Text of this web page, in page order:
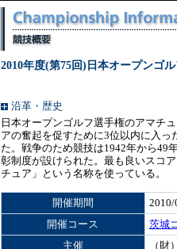
2010年度(第75回)日本オープンゴ
沿革・歴史
日本オープンゴルフ選手権のアマチ
アの奮起を促すために3位以内に入
た。戦争のため競技は1942年から49
彰制度が設けられた。最も良いスコ
チュア」という名称を使っている。
開催期間
2010/
開催コース
茨城
主催
（財